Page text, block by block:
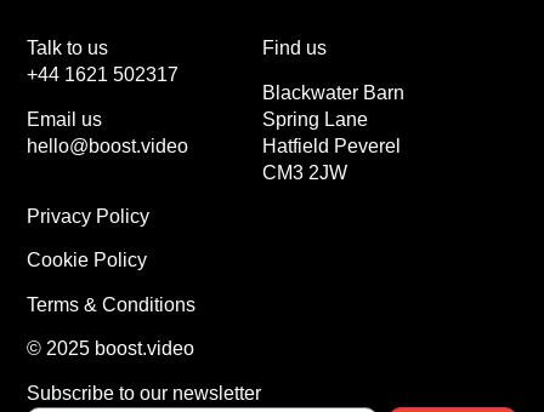
Talk to us
+44 1621 502317
Email us
hello@boost.video
Find us
Blackwater Barn
Spring Lane
Hatfield Peverel
CM3 2JW
Privacy Policy
Cookie Policy
Terms & Conditions
© 2025 boost.video
Subscribe to our newsletter